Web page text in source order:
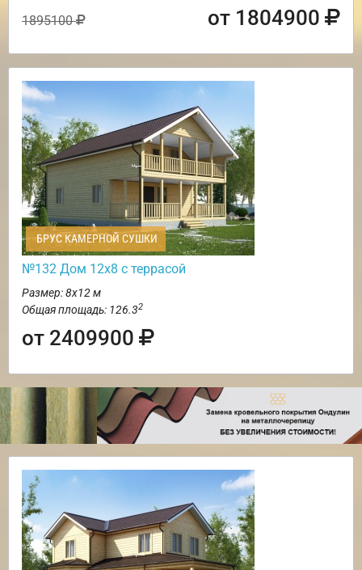
1895100 от 1804900
БРУС КАМЕРНОЙ СУШКИ
№132 Дом 12х8 с террасой
Размер: 8х12 м
Общая площадь: 126.32
от 2409900